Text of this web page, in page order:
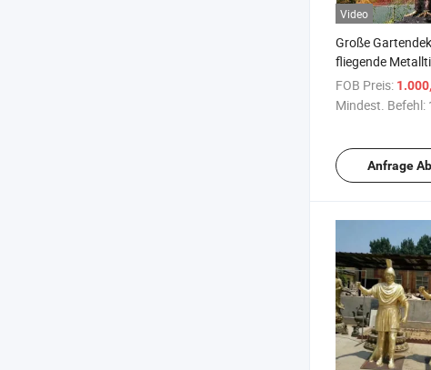
Video
Große
fliegende
Guss Bronze
FOB Preis:
Mindest. Befehl:
Anfrage